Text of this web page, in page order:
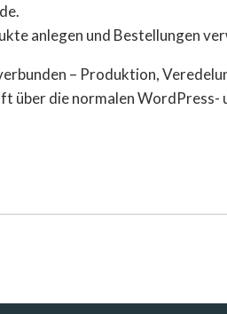
anlegen und Bestellungen
– Produktion,
über die normalen